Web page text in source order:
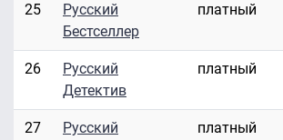
25
Русский
Бестселлер
платный
26
Русский
Детектив
платный
27
Русский
платный